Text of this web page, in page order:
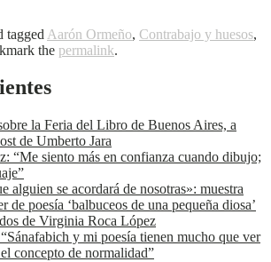
tagged Aarón Ormeño, Contrabajo y huesos,
the permalink.
la Feria del Libro de Buenos Aires, a
de Umberto Jara
“Me siento más en confianza cuando dibujo;
alguien se acordará de nosotras»: muestra
de poesía ‘balbuceos de una pequeña diosa’
de Virginia Roca López
y mi poesía tienen mucho que ver
concepto de normalidad”